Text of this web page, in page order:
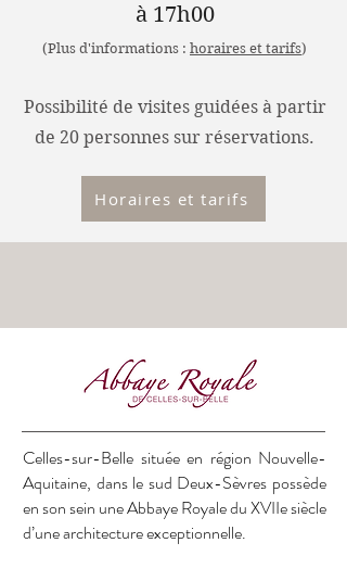
à 17h00
(Plus d'informations : horaires et tarifs)
Possibilité de visites guidées à partir
de 20 personnes sur réservations.
Horaires et tarifs
Celles-sur-Belle située en région Nouvelle-
Aquitaine, dans le sud Deux-Sèvres possède
en son sein une Abbaye Royale du XVIIe siècle
d’une architecture exceptionnelle.